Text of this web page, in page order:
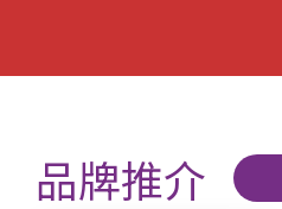
品牌推介